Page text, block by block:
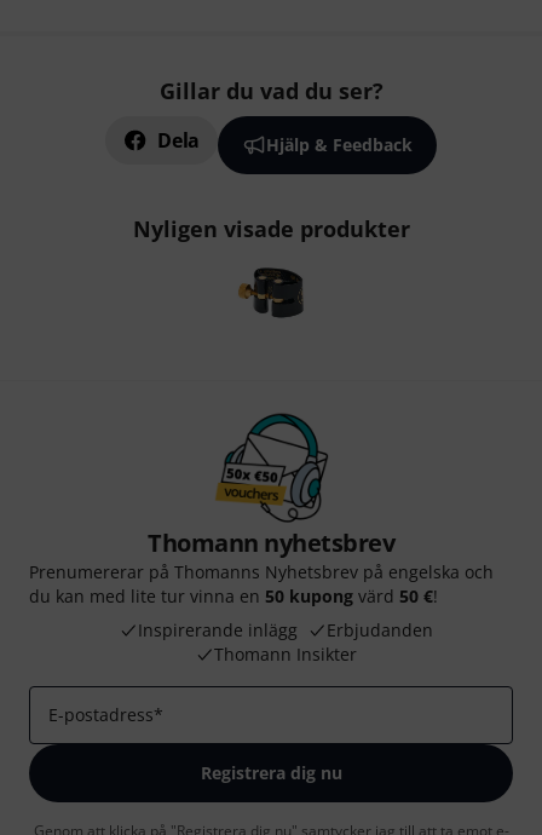
Gillar du vad du ser?
Dela Hjälp & Feedback
Nyligen visade produkter
Thomann nyhetsbrev
Prenumererar på Thomanns Nyhetsbrev på engelska och
du kan med lite tur vinna en 50 kupong värd 50 €!
Inspirerande inlägg
Erbjudanden
Thomann Insikter
E-postadress*
Registrera dig nu
Genom att klicka på "Registrera dig nu" samtycker jag till att ta emot e-